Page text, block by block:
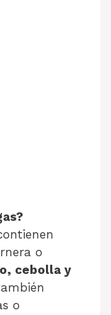
o
cebolla y
o